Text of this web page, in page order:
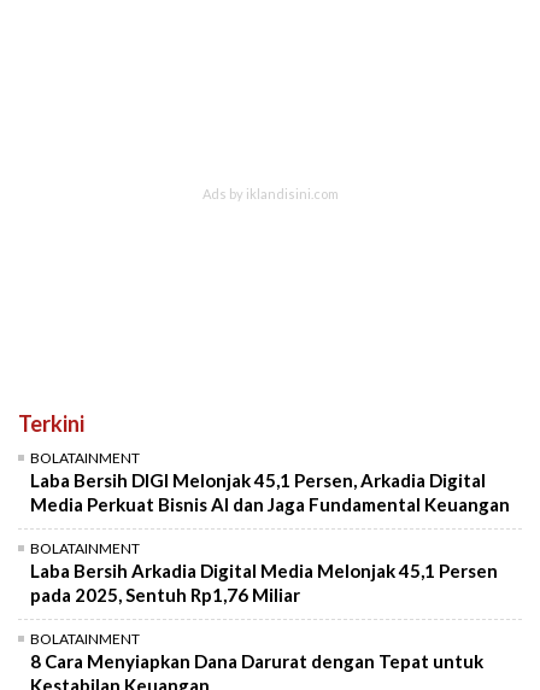
Terkini
BOLATAINMENT
Laba Bersih DIGI Melonjak 45,1 Persen, Arkadia Digital
Media Perkuat Bisnis AI dan Jaga Fundamental Keuangan
BOLATAINMENT
Laba Bersih Arkadia Digital Media Melonjak 45,1 Persen
pada 2025, Sentuh Rp1,76 Miliar
BOLATAINMENT
8 Cara Menyiapkan Dana Darurat dengan Tepat untuk
Kestabilan Keuangan